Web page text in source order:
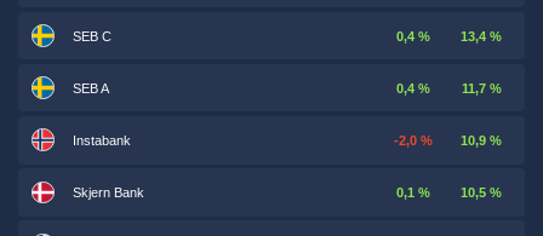
SEB C 0,4 % 13,4 %
SEB A 0,4 % 11,7 %
Instabank -2,0 % 10,9 %
Skjern Bank 0,1 % 10,5 %